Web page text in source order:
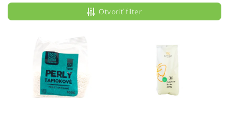
Najdrahšie
Najpredávanejšie
Otvoriť filter